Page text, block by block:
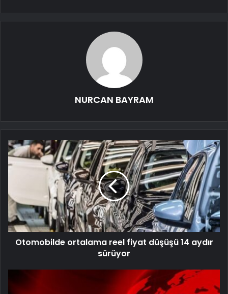
NURCAN BAYRAM
Otomobilde ortalama reel fiyat düşüşü 14 aydır
sürüyor